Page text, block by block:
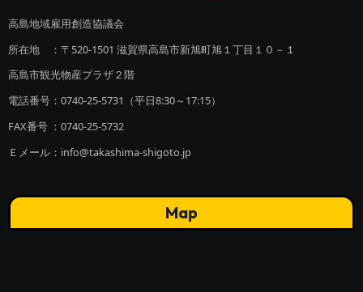
高島地域雇用創造協議会
所在地 ：〒520-1501 滋賀県高島市新旭町旭１丁目１０－１
高島市観光物産プラザ２階
電話番号：0740-25-5731（平日8:30～17:15）
FAX番号 ：0740-25-5732
Ｅメール：info@takashima-shigoto.jp
Map